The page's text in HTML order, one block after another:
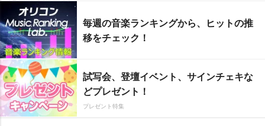
毎週の音楽ランキングから、ヒットの推
移をチェック！
試写会、登壇イベント、サインチェキな
どプレゼント！
プレゼント特集